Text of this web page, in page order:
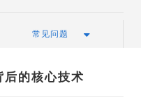
常见问题
后的核心技术